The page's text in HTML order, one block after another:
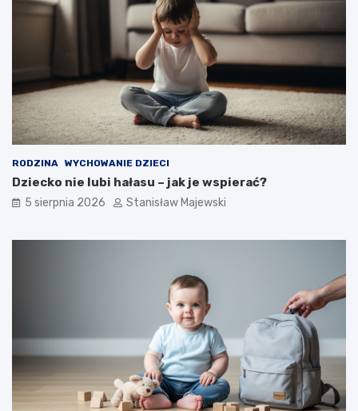
RODZINA WYCHOWANIE DZIECI
Dziecko nie lubi hałasu – jak je wspierać?
5 sierpnia 2026 Stanisław Majewski